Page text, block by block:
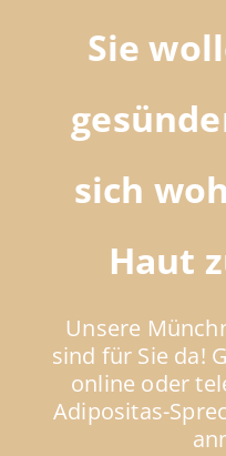
Sie
sich
Haut
Unsere
sind für Sie da!
online oder
Adipositas-